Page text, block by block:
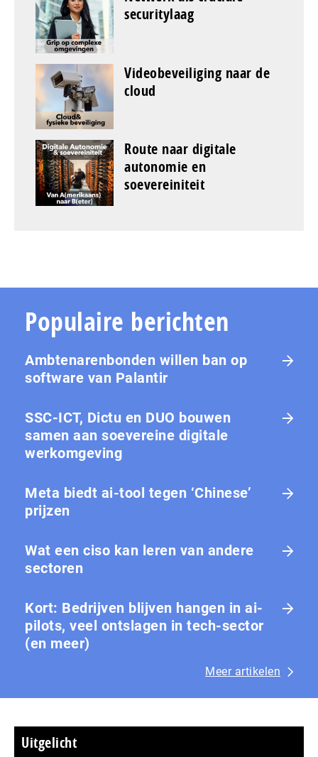
securitylaag
Videobeveiliging naar de
cloud
Route naar digitale
autonomie en
soevereiniteit
Populaire berichten
Ambtenarenbonden willen ban op
software van Palantir
SSC-ICT, Dictu en DUO bouwen
samen aan soevereine digitale
werkomgeving
Meta biedt ai-tool tegen ‘Chinese’
prijzen
Wat een ciso kan leren van andere
sectoren
Kort: Bedrijven blijven hangen in ai-
pilots, veel ontslagen in tech-sector
(en meer)
Meer artikelen
Uitgelicht